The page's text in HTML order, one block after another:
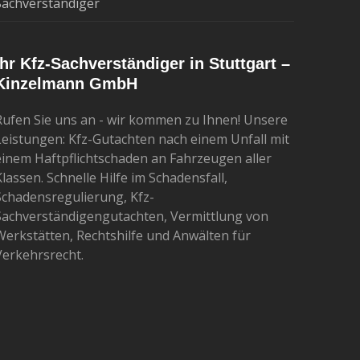
Kfz-Sachverständiger in Stuttgart –
GmbH
Sie uns an - wir kommen zu Ihnen! Unsere
Kfz-Gutachten nach einem Unfall mit
Haftpflichtschaden an Fahrzeugen aller
Schnelle Hilfe im Schadensfall,
Kfz-
Vermittlung von
Rechtshilfe und Anwälten für